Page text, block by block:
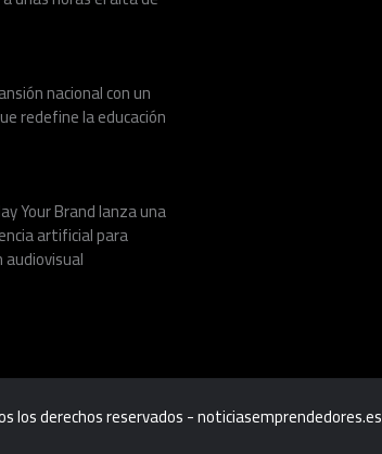
nacional con un
redefine la educación
Your Brand lanza una
artificial para
los derechos reservados - noticiasemprendedores.es